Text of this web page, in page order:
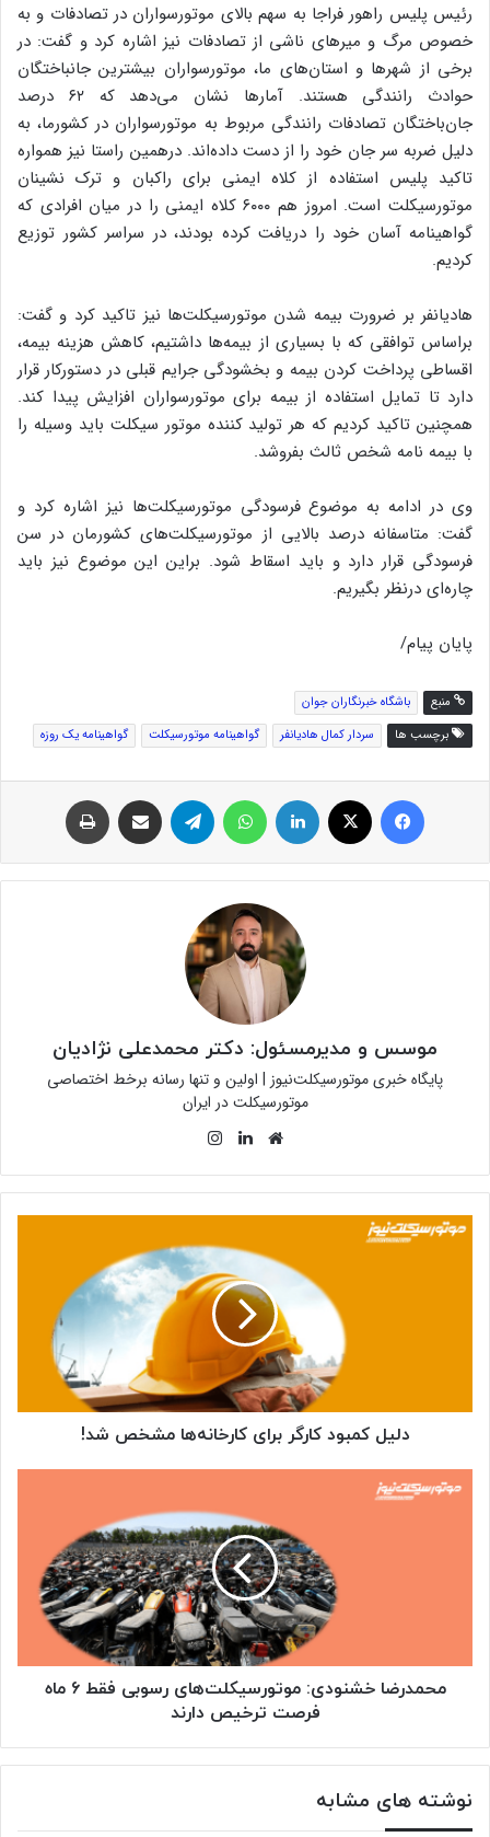
رئیس پلیس راهور فراجا به سهم بالای موتورسواران در تصادفات و به
خصوص مرگ و میر‌های ناشی از تصادفات نیز اشاره کرد و گفت: در
برخی از شهر‌ها و استان‌های ما، موتورسواران بیشترین جانباختگان
حوادث رانندگی هستند. آمار‌ها نشان می‌دهد که ۶۲ درصد
جان‌باختگان تصادفات رانندگی مربوط به موتورسواران در کشورما، به
دلیل ضربه سر جان خود را از دست داده‌اند. درهمین راستا نیز همواره
تاکید پلیس استفاده از کلاه ایمنی برای راکبان و ترک نشینان
موتورسیکلت است. امروز هم ۶۰۰۰ کلاه ایمنی را در میان افرادی که
گواهینامه آسان خود را دریافت کرده بودند، در سراسر کشور توزیع
کردیم.
هادیانفر بر ضرورت بیمه شدن موتورسیکلت‌ها نیز تاکید کرد و گفت:
براساس توافقی که با بسیاری از بیمه‌ها داشتیم، کاهش هزینه بیمه،
اقساطی پرداخت کردن بیمه و بخشودگی جرایم قبلی در دستورکار قرار
دارد تا تمایل استفاده از بیمه برای موتورسواران افزایش پیدا کند.
همچنین تاکید کردیم که هر تولید کننده موتور سیکلت باید وسیله را
با بیمه نامه شخص ثالث بفروشد.
وی در ادامه به موضوع فرسودگی موتورسیکلت‌ها نیز اشاره کرد و
گفت: متاسفانه درصد بالایی از موتورسیکلت‌های کشورمان در سن
فرسودگی قرار دارد و باید اسقاط شود. براین این موضوع نیز باید
چاره‌ای درنظر بگیریم.
پایان پیام/
منبع
باشگاه خبرنگاران جوان
برچسب ها
سردار کمال هادیانفر گواهینامه موتورسیکلت گواهینامه یک روزه
فیس بوک لینکدین تلگرام اشتراک گذاری از طریق ایمیل
موسس و مدیرمسئول: دکتر محمدعلی نژادیان
پایگاه خبری موتورسیکلت‌نیوز | اولین و تنها رسانه برخط اختصاصی
موتورسیکلت در ایران
وبسایتلینکدین
دلیل
دلیل کمبود کارگر برای کارخانه‌ها مشخص شد!
محمدرضا
خشنودی:
ترخیص
دارند
محمدرضا خشنودی: موتورسیکلت‌های رسوبی فقط ۶ ماه
فرصت ترخیص دارند
نوشته های مشابه